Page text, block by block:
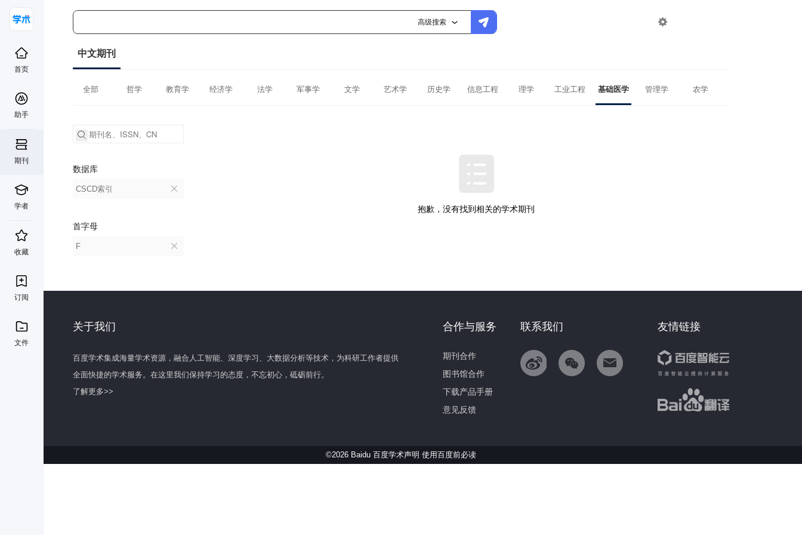
高级搜索 
首页
助手
期刊
学者
收藏
订阅
文件
中文期刊
全部 哲学 教育学 经济学 法学 军事学 文学 艺术学 历史学 信息工程 理学 工业工程 基础医学 管理学 农学
数据库
CSCD索引
首字母
F
抱歉，没有找到相关的学术期刊
关于我们
百度学术集成海量学术资源，融合人工智能、深度学习、大数据分析等技术，为科研工作者提供
全面快捷的学术服务。在这里我们保持学习的态度，不忘初心，砥砺前行。
了解更多>>
友情链接
联系我们
合作与服务
期刊合作
图书馆合作
下载产品手册
意见反馈
©2026 Baidu 百度学术声明 使用百度前必读